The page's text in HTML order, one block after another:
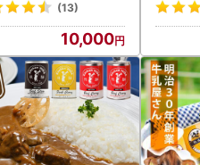
(13)
10,000